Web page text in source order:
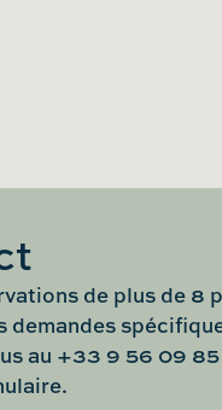
de plus de 8
demandes
au +33 9 56 09